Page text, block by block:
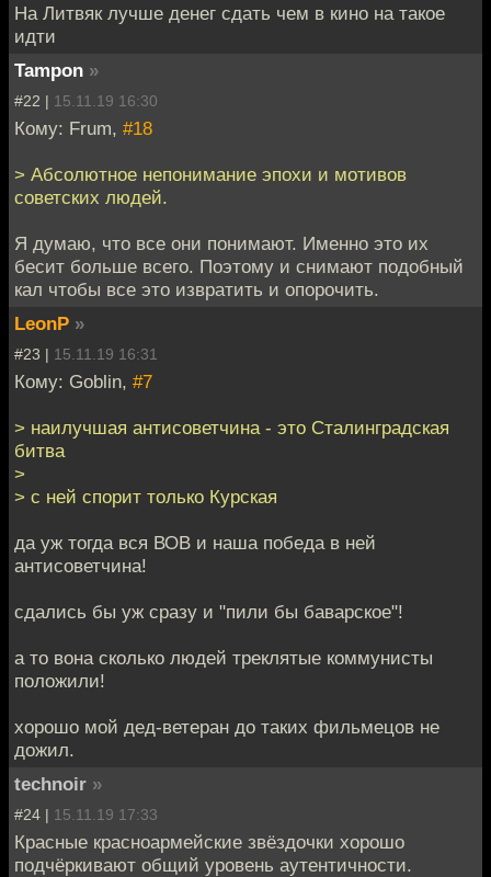
На Литвяк лучше денег сдать чем в кино на такое
идти
Tampon »
#22 | 15.11.19 16:30
Кому: Frum, #18
> Абсолютное непонимание эпохи и мотивов
советских людей.
Я думаю, что все они понимают. Именно это их
бесит больше всего. Поэтому и снимают подобный
кал чтобы все это извратить и опорочить.
LeonP »
#23 | 15.11.19 16:31
Кому: Goblin, #7
> наилучшая антисоветчина - это Сталинградская
битва
>
> с ней спорит только Курская
да уж тогда вся ВОВ и наша победа в ней
антисоветчина!
сдались бы уж сразу и "пили бы баварское"!
а то вона сколько людей треклятые коммунисты
положили!
хорошо мой дед-ветеран до таких фильмецов не
дожил.
technoir »
#24 | 15.11.19 17:33
Красные красноармейские звёздочки хорошо
подчёркивают общий уровень аутентичности.